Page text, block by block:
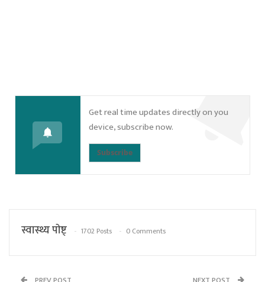
Get real time updates directly on you
device, subscribe now.
Subscribe
स्वास्थ्य पाेष्ट् 1702 Posts 0 Comments